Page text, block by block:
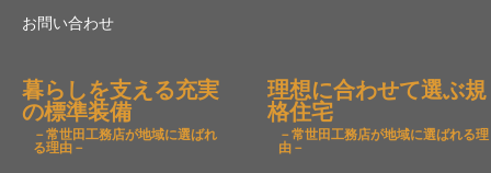
お問い合わせ
暮らしを支える充実
の標準装備
－常世田工務店が地域に選ばれ
る理由－
理想に合わせて選ぶ規
格住宅
－常世田工務店が地域に選ばれる理
由－